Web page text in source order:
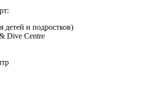
детей и подростков)
Dive Centre